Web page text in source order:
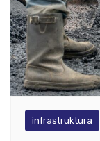
infrastruktura